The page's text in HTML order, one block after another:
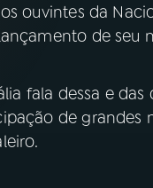
ouvintes da
de seu
fala dessa e
de grandes